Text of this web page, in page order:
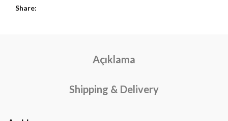
Share
Açıklama
Shipping & Delivery